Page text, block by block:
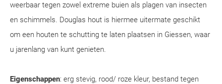
weerbaar tegen zowel extreme buien als plagen van insecten
en schimmels. Douglas hout is hiermee uitermate geschikt
om een houten te schutting te laten plaatsen in Giessen, waar
u jarenlang van kunt genieten.
Eigenschappen: erg stevig, rood/ roze kleur, bestand tegen